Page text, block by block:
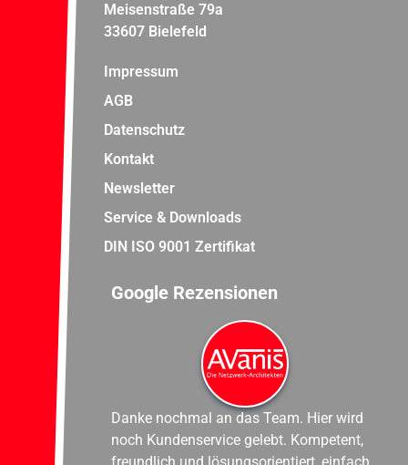
Meisenstraße 79a
33607 Bielefeld
Impressum
AGB
Datenschutz
Kontakt
Newsletter
Service & Downloads
DIN ISO 9001 Zertifikat
Google Rezensionen
Danke nochmal an das Team. Hier wird
noch Kundenservice gelebt. Kompetent,